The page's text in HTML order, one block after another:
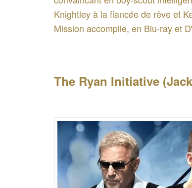
Knightley à la fiancée de rêve et
Mission accomplie, en Blu-ray et
The Ryan Initiative